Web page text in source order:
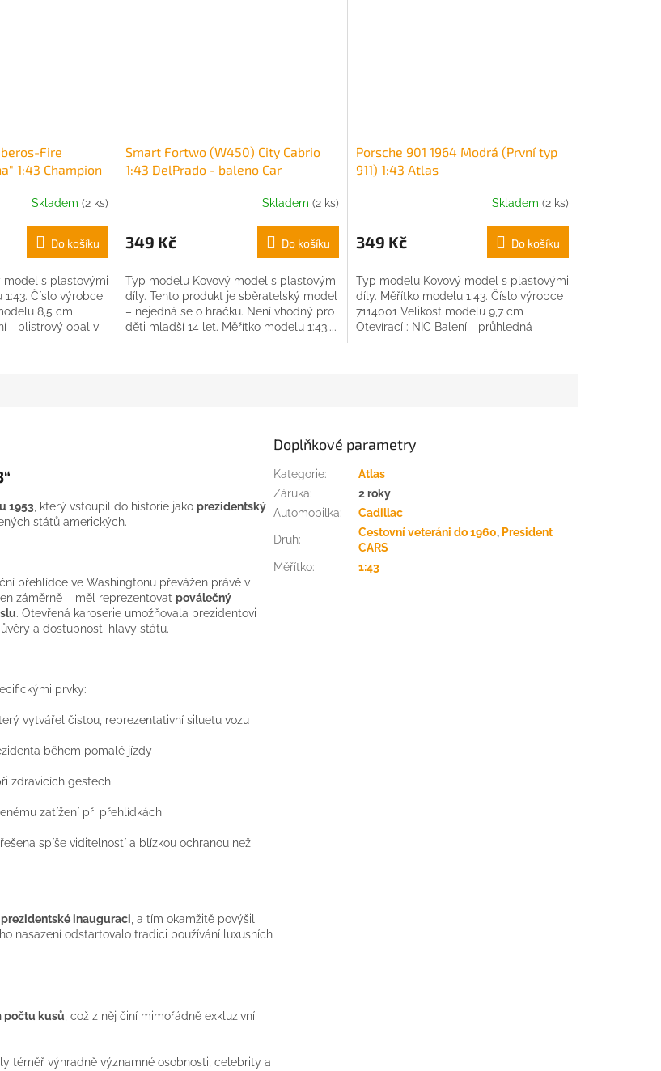
Fire
1:43 Champion
Skladem (2 ks)
Do košíku
model s plastovými
Číslo výrobce
8,5 cm
- blistrový obal v
Smart Fortwo (W450) City Cabrio
1:43 DelPrado - baleno Car
Skladem (2 ks)
349 Kč Do košíku
Typ modelu Kovový model s plastovými
díly. Tento produkt je sběratelský model
– nejedná se o hračku. Není vhodný pro
děti mladší 14 let. Měřítko modelu 1:43....
Porsche 901 1964 Modrá (První typ
911) 1:43 Atlas
Skladem (2 ks)
349 Kč Do košíku
Typ modelu Kovový model s plastovými
díly. Měřítko modelu 1:43. Číslo výrobce
7114001 Velikost modelu 9,7 cm
Otevírací : NIC Balení - průhledná
1953 , který vstoupil do historie jako prezidentský
států amerických.
přehlídce ve Washingtonu převážen právě v
záměrně – měl reprezentovat poválečný
. Otevřená karoserie umožňovala prezidentovi
a dostupnosti hlavy státu.
prvky:
vytvářel čistou, reprezentativní siluetu vozu
během pomalé jízdy
zdravicích gestech
zatížení při přehlídkách
spíše viditelností a blízkou ochranou než
inauguraci , a tím okamžitě povýšil
nasazení odstartovalo tradici používání luxusních
počtu kusů , což z něj činí mimořádně exkluzivní
téměř výhradně významné osobnosti, celebrity a
Doplňkové parametry
Kategorie:
Atlas
Záruka:
2 roky
Automobilka: Cadillac
Druh:
Cestovní veteráni do 1960, President
CARS
Měřítko: 1:43